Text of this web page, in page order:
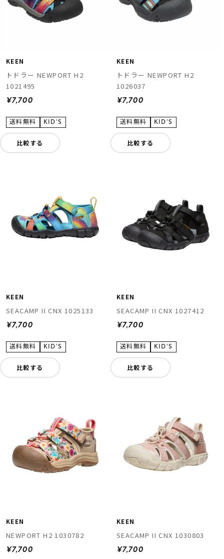
KEEN
トドラー NEWPORT H2
1021495
¥7,700
比較する
KEEN
トドラー NEWPORT H2
1026037
¥7,700
比較する
KEEN
SEACAMP II CNX 1025133
¥7,700
比較する
KEEN
SEACAMP II CNX 1027412
¥7,700
比較する
KEEN
NEWPORT H2 1030782
¥7,700
KEEN
SEACAMP II CNX 1030803
¥7,700